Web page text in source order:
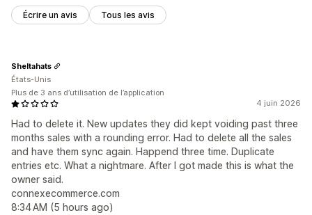
Écrire un avis Tous les avis
4 juin 2026
Had to delete it. New updates they did kept voiding past three
months sales with a rounding error. Had to delete all the sales
and have them sync again. Happend three time. Duplicate
entries etc. What a nightmare. After I got made this is what the
owner said.
connexecommerce.com
8:34 AM (5 hours ago)
Sheltahats
États-Unis
Plus de 3 ans d’utilisation de l’application